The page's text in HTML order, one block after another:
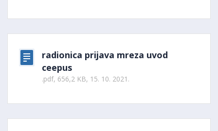
radionica prijava mreza uvod
ceepus
.pdf, 656,2 KB, 15. 10. 2021.